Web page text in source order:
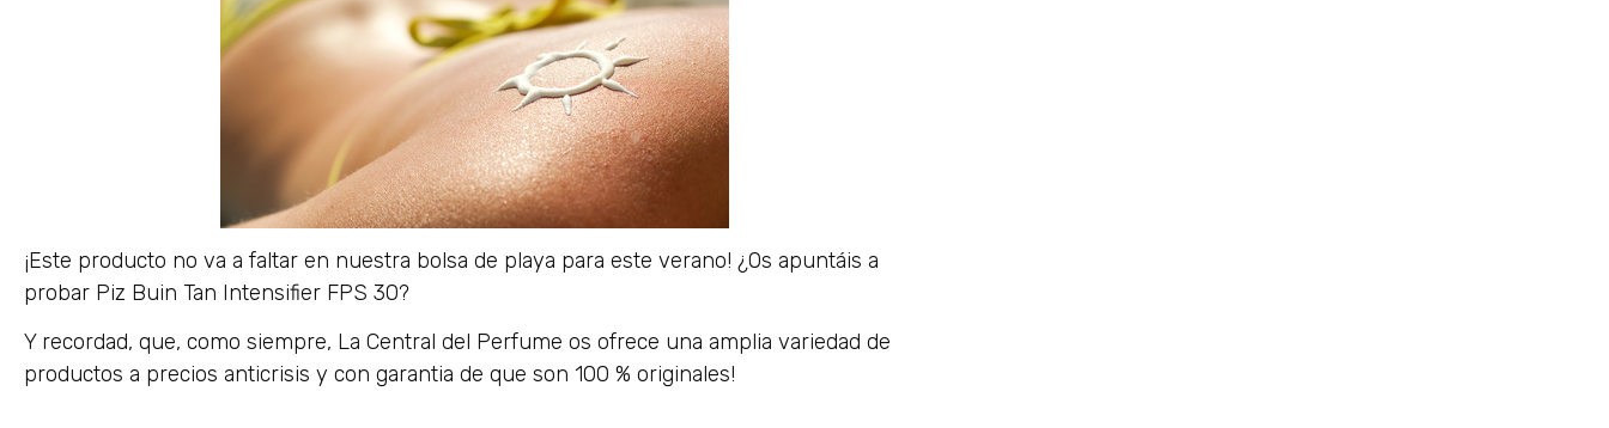
¡Este producto no va a faltar en nuestra bolsa de playa para este verano! ¿Os apuntáis a
probar Piz Buin Tan Intensifier FPS 30?
Y recordad, que, como siempre, La Central del Perfume os ofrece una amplia variedad de
productos a precios anticrisis y con garantia de que son 100 % originales!